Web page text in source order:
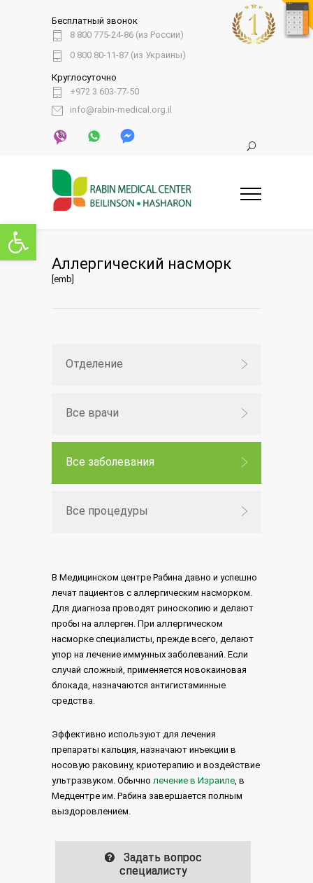
Открыть панель инструментов
Бесплатный звонок
8 800 775-24-86 (из России)
0 800 80-11-87 (из Украины)
Круглосуточно
+972 3 603-77-50
info@rabin-medical.org.il
Аллергический насморк
[emb]
Отделение
Все врачи
Все заболевания
Все процедуры
В Медицинском центре Рабина давно и успешно
лечат пациентов с аллергическим насморком.
Для диагноза проводят риноскопию и делают
пробы на аллерген. При аллергическом
насморке специалисты, прежде всего, делают
упор на лечение иммунных заболеваний. Если
случай сложный, применяется новокаиновая
блокада, назначаются антигистаминные
средства.
Эффективно используют для лечения
препараты кальция, назначают инъекции в
носовую раковину, криотерапию и воздействие
ультразвуком. Обычно лечение в Израиле, в
Медцентре им. Рабина завершается полным
выздоровлением.
Задать вопрос
специалисту